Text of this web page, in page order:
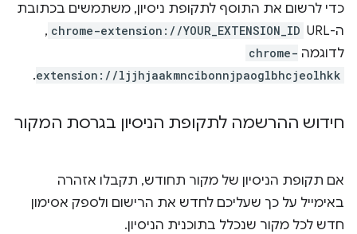
כדי לרשום את התוסף לתקופת ניסיון, משתמשים בכתובת
ה-URL‏
chrome-extension://YOUR_EXTENSION_ID
,
לדוגמה chrome-
extension://ljjhjaakmncibonnjpaoglbhcjeolhkk
.
חידוש ההרשמה לתקופת הניסיון בגרסת המקור
אם תקופת הניסיון של מקור תחודש, תקבלו אזהרה
באימייל על כך שעליכם לחדש את הרישום ולספק אסימון
חדש לכל מקור שנכלל בתוכנית הניסיון.